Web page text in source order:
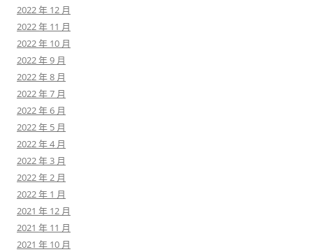
2022 年 12 月
2022 年 11 月
2022 年 10 月
2022 年 9 月
2022 年 8 月
2022 年 7 月
2022 年 6 月
2022 年 5 月
2022 年 4 月
2022 年 3 月
2022 年 2 月
2022 年 1 月
2021 年 12 月
2021 年 11 月
2021 年 10 月